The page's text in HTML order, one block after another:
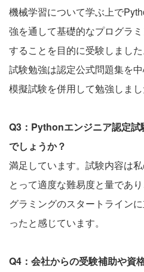
機械学習について学ぶ上で
強を通して基礎的なプログラ
することを目的に受験しました
試験勉強は認定公式問題集を
模擬試験を併用して勉強しまし
Q3：Pythonエンジニア認定
でしょうか？
満足しています。試験内容は
とって適度な難易度と量であ
グラミングのスタートライン
ったと感じています。
Q4：会社からの受験補助や資